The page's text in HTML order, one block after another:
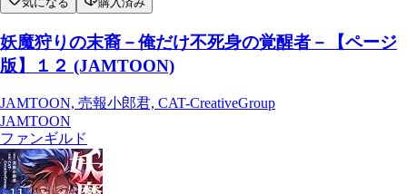
妖魔狩りの末裔－俺だけ不死身の覚醒者－【ページ
版】１２ (JAMTOON)
JAMTOON, 売報小郎君, CAT-CreativeGroup
JAMTOON
ファンギルド